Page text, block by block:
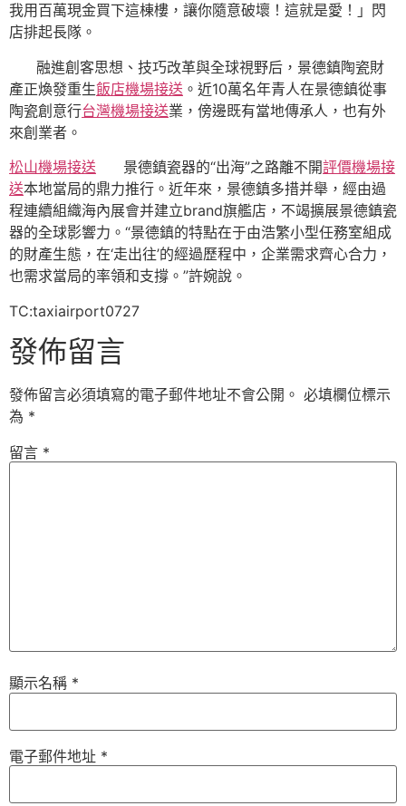
我用百萬現金買下這棟樓，讓你隨意破壞！這就是愛！」閃
店排起長隊。
融進創客思想、技巧改革與全球視野后，景德鎮陶瓷財
產正煥發重生飯店機場接送 。近10萬名年青人在景德鎮從事
陶瓷創意行台灣機場接送業，傍邊既有當地傳承人，也有外
來創業者。
松山機場接送 景德鎮瓷器的“出海”之路離不開評價機場接
送本地當局的鼎力推行。近年來，景德鎮多措并舉，經由過
程連續組織海內展會并建立brand旗艦店，不竭擴展景德鎮瓷
器的全球影響力。“景德鎮的特點在于由浩繁小型任務室組成
的財產生態，在‘走出往’的經過歷程中，企業需求齊心合力，
也需求當局的率領和支撐。”許婉說。
TC:taxiairport0727
發佈留言
發佈留言必須填寫的電子郵件地址不會公開。 必填欄位標示
為 *
留言 *
顯示名稱 *
電子郵件地址 *